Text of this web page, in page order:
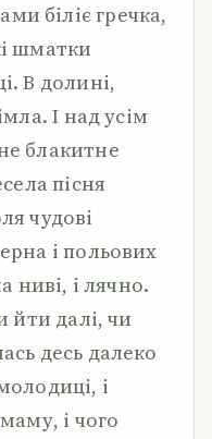
біліє гречка,
шматки
В долині,
І над усім
блакитне
пісня
чудові
і польових
ниві, і лячно.
йти далі, чи
десь далеко
і
і чого